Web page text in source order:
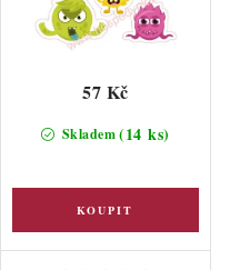
Skladem(14 ks)
57 Kč